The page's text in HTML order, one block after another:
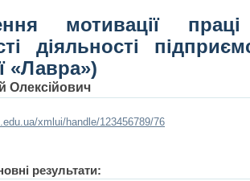
мотивації
діяльності
«Лавра»)
Олексійович
xmlui/handle/123456789/76
результати: